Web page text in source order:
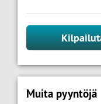
Muita pyyntöjä